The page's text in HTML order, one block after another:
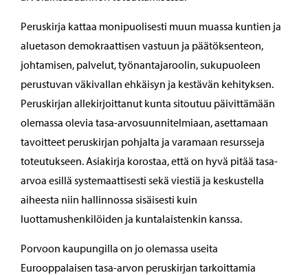
Peruskirja kattaa monipuolisesti muun muassa kuntien ja
aluetason demokraattisen vastuun ja päätöksenteon,
johtamisen, palvelut, työnantajaroolin, sukupuoleen
perustuvan väkivallan ehkäisyn ja kestävän kehityksen.
Peruskirjan allekirjoittanut kunta sitoutuu päivittämään
olemassa olevia tasa-arvosuunnitelmiaan, asettamaan
tavoitteet peruskirjan pohjalta ja varamaan resursseja
toteutukseen. Asiakirja korostaa, että on hyvä pitää tasa-
arvoa esillä systemaattisesti sekä viestiä ja keskustella
aiheesta niin hallinnossa sisäisesti kuin
luottamushenkilöiden ja kuntalaistenkin kanssa.
Porvoon kaupungilla on jo olemassa useita
Eurooppalaisen tasa-arvon peruskirjan tarkoittamia